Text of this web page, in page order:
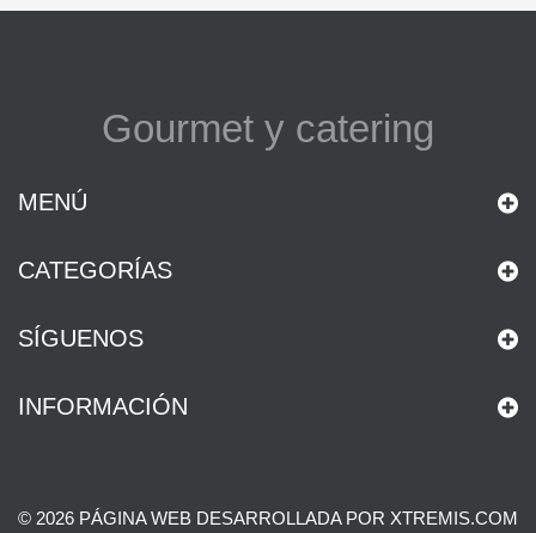
Gourmet y catering
MENÚ
© 2026 PÁGINA WEB DESARROLLADA POR XTREMIS.COM
CATEGORÍAS
SÍGUENOS
INFORMACIÓN